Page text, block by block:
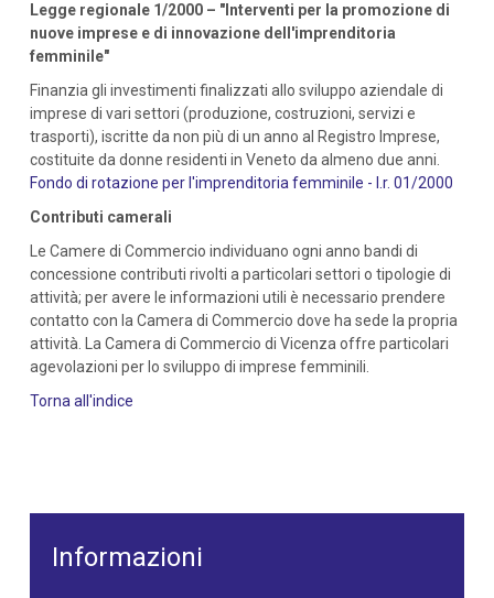
Legge regionale 1/2000 – "Interventi per la promozione di
nuove imprese e di innovazione dell'imprenditoria
femminile"
Finanzia gli investimenti finalizzati allo sviluppo aziendale di
imprese di vari settori (produzione, costruzioni, servizi e
trasporti), iscritte da non più di un anno al Registro Imprese,
costituite da donne residenti in Veneto da almeno due anni.
Fondo di rotazione per l'imprenditoria femminile - l.r. 01/2000
Contributi camerali
Le Camere di Commercio individuano ogni anno bandi di
concessione contributi rivolti a particolari settori o tipologie di
attività; per avere le informazioni utili è necessario prendere
contatto con la Camera di Commercio dove ha sede la propria
attività. La Camera di Commercio di Vicenza offre particolari
agevolazioni per lo sviluppo di imprese femminili.
Torna all'indice
Informazioni